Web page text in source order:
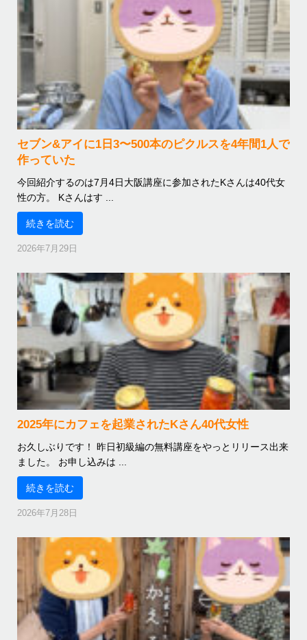
セブン&アイに1日3〜500本のピクルスを4年間1人で
作っていた
今回紹介するのは7月4日大阪講座に参加されたKさんは40代女
性の方。 Kさんはす ...
続きを読む
2026年7月29日
2025年にカフェを起業されたKさん40代女性
お久しぶりです！ 昨日初級編の無料講座をやっとリリース出来
ました。 お申し込みは ...
続きを読む
2026年7月28日